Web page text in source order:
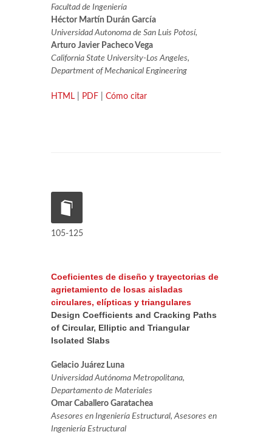
Facultad de Ingeniería
Héctor Martín Durán García
Universidad Autonoma de San Luis Potosí,
Arturo Javier Pacheco Vega
California State University-Los Angeles,
Department of Mechanical Engineering
HTML PDF Cómo citar
105-125
Coeficientes de diseño y trayectorias de
agrietamiento de losas aisladas
circulares, elípticas y triangulares
Design Coefficients and Cracking Paths
of Circular, Elliptic and Triangular
Isolated Slabs
Gelacio Juárez Luna
Universidad Autónoma Metropolitana,
Departamento de Materiales
Omar Caballero Garatachea
Asesores en Ingeniería Estructural, Asesores en
Ingeniería Estructural